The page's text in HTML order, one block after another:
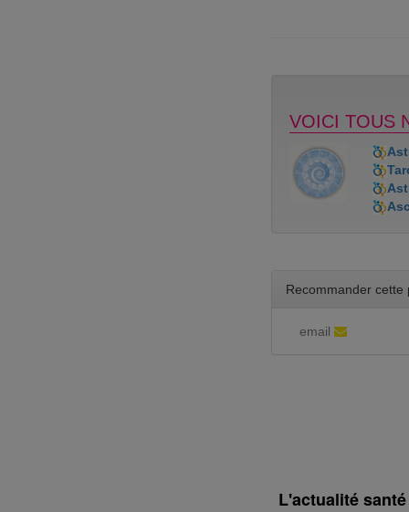
VOICI TOUS
Recommander cette
email
L'actualité